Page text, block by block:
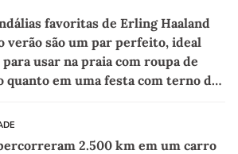
favoritas de Erling Haaland
verão são um par perfeito, ideal
usar na praia com roupa de
quanto em uma festa com terno de
2.500 km em um carro